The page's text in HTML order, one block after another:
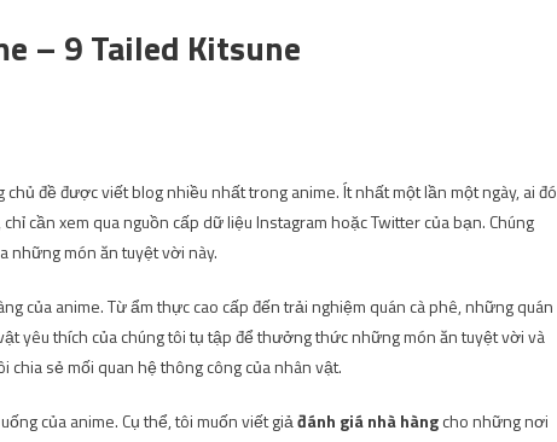
– 9 Tailed Kitsune
đề được viết blog nhiều nhất trong anime. Ít nhất một lần một ngày, ai đó
cần xem qua nguồn cấp dữ liệu Instagram hoặc Twitter của bạn. Chúng
những món ăn tuyệt vời này.
của anime. Từ ẩm thực cao cấp đến trải nghiệm quán cà phê, những quán
yêu thích của chúng tôi tụ tập để thưởng thức những món ăn tuyệt vời và
chia sẻ mối quan hệ thông công của nhân vật.
của anime. Cụ thể, tôi muốn viết giảđánh giá nhà hàngcho những nơi